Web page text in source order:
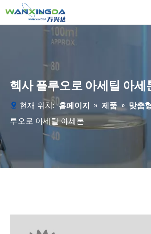
헥사 플루오로 아세틸 아세
현재 위치: 홈페이지 » 제품 » 맞춤
루오로 아세틸 아세톤